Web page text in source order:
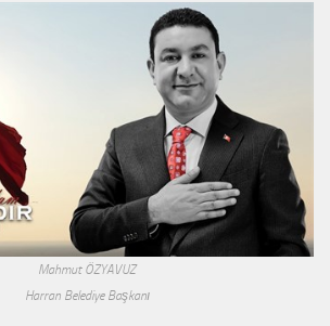
Mahmut ÖZYAVUZ
Harran Belediye Başkanı